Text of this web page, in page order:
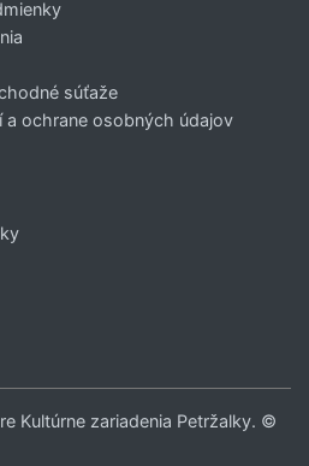
súťaže
a ochrane osobných údajov
Kultúrne zariadenia Petržalky. ©